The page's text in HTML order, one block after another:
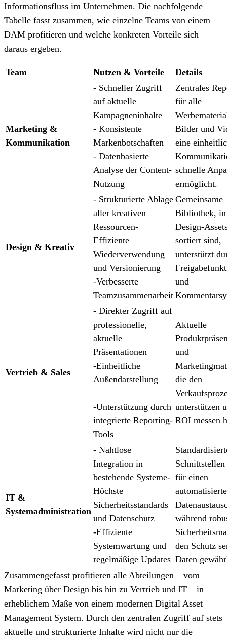
Informationsfluss im Unternehmen. Die nachfolgende
Tabelle fasst zusammen, wie einzelne Teams von einem
DAM profitieren und welche konkreten Vorteile sich
daraus ergeben.
Team Nutzen & Vorteile Details
Marketing &
Kommunikation
- Schneller Zugriff
auf aktuelle
Kampagneninhalte
- Konsistente
Markenbotschaften
- Datenbasierte
Analyse der Content-
Nutzung
Zentrales
für alle
Bilder und
eine
schnelle
ermöglicht.
Design & Kreativ
- Strukturierte Ablage
aller kreativen
Ressourcen-
Effiziente
Wiederverwendung
und Versionierung
⁠-Verbesserte
Teamzusammenarbeit
Gemeinsame
Bibliothek, in
Design-
sortiert sind,
unterstützt
und
Vertrieb & Sales
- Direkter Zugriff auf
professionelle,
aktuelle
Präsentationen
-Einheitliche
Außendarstellung
⁠-Unterstützung durch
integrierte Reporting-
Tools
Aktuelle
und
die den
unterstützen
ROI messen
IT &
Systemadministration
- Nahtlose
Integration in
bestehende Systeme-
Höchste
Sicherheitsstandards
und Datenschutz
⁠-Effiziente
Systemwartung und
regelmäßige Updates
Schnittstellen
für einen
während
den Schutz
Daten
Zusammengefasst profitieren alle Abteilungen – vom
Marketing über Design bis hin zu Vertrieb und IT – in
erheblichem Maße von einem modernen Digital Asset
Management System. Durch den zentralen Zugriff auf stets
aktuelle und strukturierte Inhalte wird nicht nur die